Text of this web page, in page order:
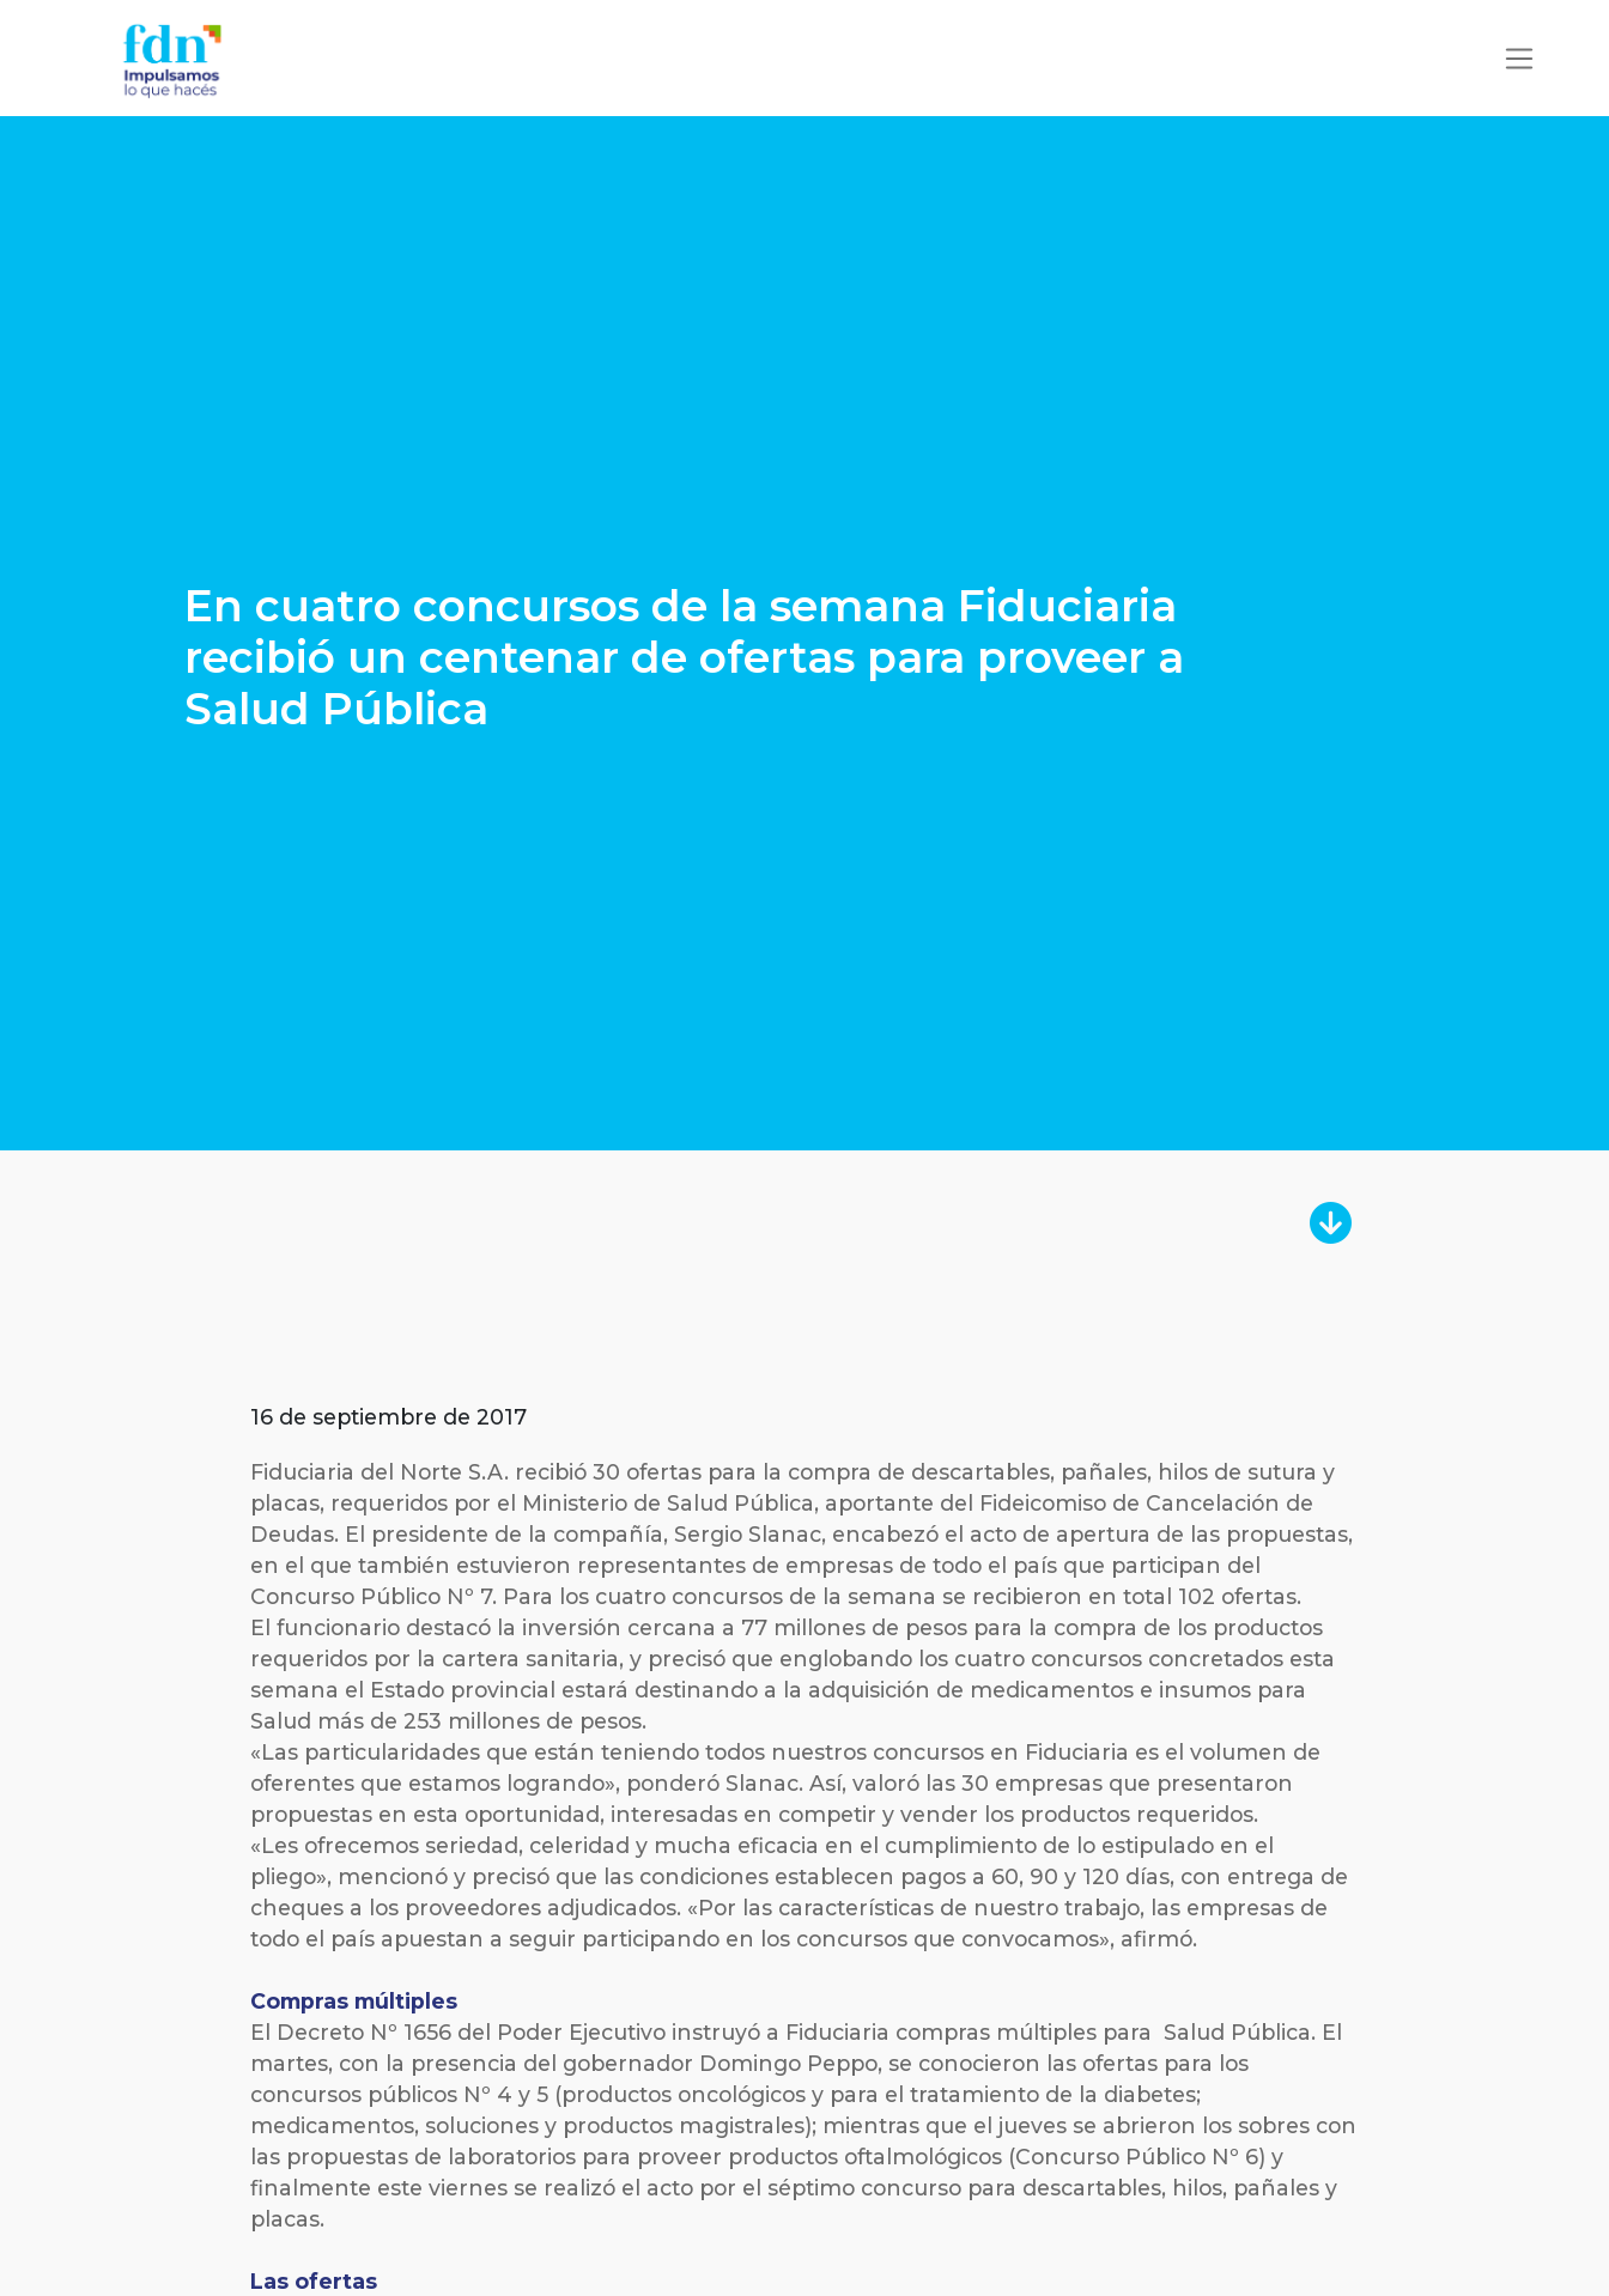
En cuatro concursos de la semana Fiduciaria
recibió un centenar de ofertas para proveer a
Salud Pública
16 de septiembre de 2017
Fiduciaria del Norte S.A. recibió 30 ofertas para la compra de descartables, pañales, hilos de sutura y
placas, requeridos por el Ministerio de Salud Pública, aportante del Fideicomiso de Cancelación de
Deudas. El presidente de la compañía, Sergio Slanac, encabezó el acto de apertura de las propuestas,
en el que también estuvieron representantes de empresas de todo el país que participan del
Concurso Público Nº 7. Para los cuatro concursos de la semana se recibieron en total 102 ofertas.
El funcionario destacó la inversión cercana a 77 millones de pesos para la compra de los productos
requeridos por la cartera sanitaria, y precisó que englobando los cuatro concursos concretados esta
semana el Estado provincial estará destinando a la adquisición de medicamentos e insumos para
Salud más de 253 millones de pesos.
«Las particularidades que están teniendo todos nuestros concursos en Fiduciaria es el volumen de
oferentes que estamos logrando», ponderó Slanac. Así, valoró las 30 empresas que presentaron
propuestas en esta oportunidad, interesadas en competir y vender los productos requeridos.
«Les ofrecemos seriedad, celeridad y mucha eficacia en el cumplimiento de lo estipulado en el
pliego», mencionó y precisó que las condiciones establecen pagos a 60, 90 y 120 días, con entrega de
cheques a los proveedores adjudicados. «Por las características de nuestro trabajo, las empresas de
todo el país apuestan a seguir participando en los concursos que convocamos», afirmó.
Compras múltiples
El Decreto Nº 1656 del Poder Ejecutivo instruyó a Fiduciaria compras múltiples para Salud Pública. El
martes, con la presencia del gobernador Domingo Peppo, se conocieron las ofertas para los
concursos públicos Nº 4 y 5 (productos oncológicos y para el tratamiento de la diabetes;
medicamentos, soluciones y productos magistrales); mientras que el jueves se abrieron los sobres con
las propuestas de laboratorios para proveer productos oftalmológicos (Concurso Público Nº 6) y
finalmente este viernes se realizó el acto por el séptimo concurso para descartables, hilos, pañales y
placas.
Las ofertas